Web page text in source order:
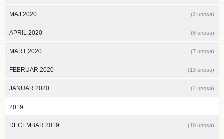
MAJ 2020 (2 unosa)
APRIL 2020 (6 unosa)
MART 2020 (7 unosa)
FEBRUAR 2020 (13 unosa)
JANUAR 2020 (4 unosa)
2019
DECEMBAR 2019 (10 unosa)